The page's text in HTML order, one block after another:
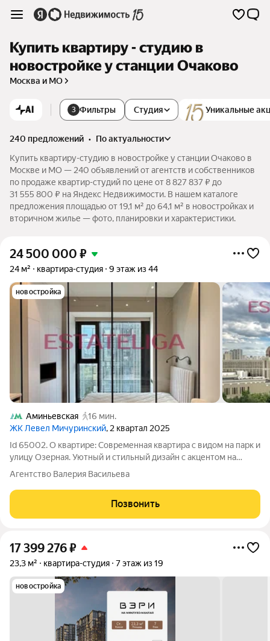
Купить квартиру - студию в
новостройке у станции Очаково
Москва и МО
AI 3 Фильтры Уникальные
Студия
240 предложений •
по актуальности
Купить квартиру-студию в новостройке у станции Очаково в
Москве и МО — 240 объявлений от агентств и собственников
по продаже квартир-студий по цене от 8 827 837 ₽ до
31 555 800 ₽ на Яндекс Недвижимости. В нашем каталоге
предложения площадью от 19,1 м² до 64,1 м² в новостройках и
вторичном жилье — фото, планировки и характеристики.
24 500 000 ₽
24 м² квартира-студия 9 этаж из 44
новостройка
Аминьевская
16 мин.
ЖК Левел Мичуринский, 2 квартал 2025
Id 65002. О квартире: Современная квартира с видом на парк и
улицу Озерная. Уютный и стильный дизайн с акцентом на
качество и комфорт. Пол покрыт высококачественным
кварцвинилом, обеспечивающим тепло и долговечность.
Потолок выполнен из гипсокартона,
Агентство Валерия Васильева
Позвонить
17 399 276₽
23,3 м² квартира-студия 7 этаж из 19
новостройка